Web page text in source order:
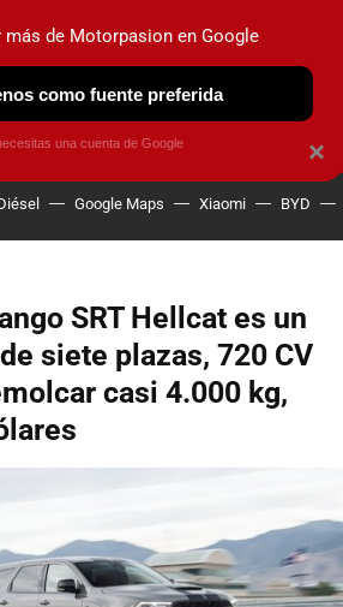
ELÉCTRICOS OBSERVATORIO
Google Maps Xiaomi BYD
SRT Hellcat es un
siete plazas, 720 CV
casi 4.000 kg,
×
más de Motorpasion en Google
como fuente preferida
una cuenta de Google